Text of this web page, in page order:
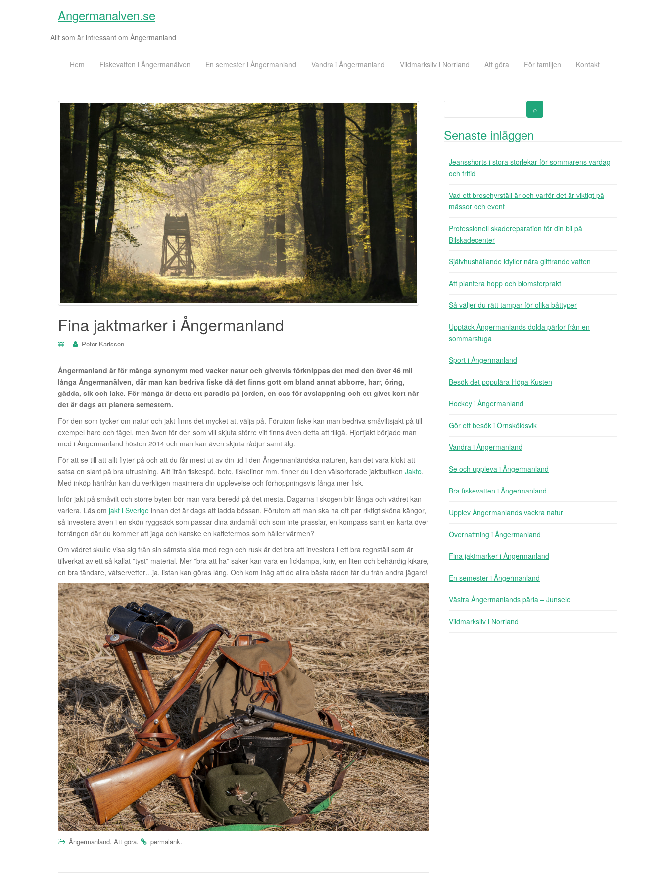
Angermanalven.se
Allt som är intressant om Ångermanland
Hem Fiskevatten i Ångermanälven En semester i Ångermanland Vandra i Ångermanland Vildmarksliv i Norrland Att göra För familjen Kontakt
Fina jaktmarker i Ångermanland
Peter Karlsson
Ångermanland är för många synonymt med vacker natur och givetvis förknippas det med den över 46 mil
långa Ångermanälven, där man kan bedriva fiske då det finns gott om bland annat abborre, harr, öring,
gädda, sik och lake. För många är detta ett paradis på jorden, en oas för avslappning och ett givet kort när
det är dags att planera semestern.
För den som tycker om natur och jakt finns det mycket att välja på. Förutom fiske kan man bedriva småviltsjakt på till
exempel hare och fågel, men även för den som vill skjuta större vilt finns även detta att tillgå. Hjortjakt började man
med i Ångermanland hösten 2014 och man kan även skjuta rådjur samt älg.
För att se till att allt flyter på och att du får mest ut av din tid i den Ångermanländska naturen, kan det vara klokt att
satsa en slant på bra utrustning. Allt ifrån fiskespö, bete, fiskelinor mm. finner du i den välsorterade jaktbutiken Jakto.
Med inköp härifrån kan du verkligen maximera din upplevelse och förhoppningsvis fånga mer fisk.
Inför jakt på småvilt och större byten bör man vara beredd på det mesta. Dagarna i skogen blir långa och vädret kan
variera. Läs om jakt i Sverige innan det är dags att ladda bössan. Förutom att man ska ha ett par riktigt sköna kängor,
så investera även i en skön ryggsäck som passar dina ändamål och som inte prasslar, en kompass samt en karta över
terrängen där du kommer att jaga och kanske en kaffetermos som håller värmen?
Om vädret skulle visa sig från sin sämsta sida med regn och rusk är det bra att investera i ett bra regnställ som är
tillverkat av ett så kallat ”tyst” material. Mer ”bra att ha” saker kan vara en ficklampa, kniv, en liten och behändig kikare,
en bra tändare, våtservetter…ja, listan kan göras lång. Och kom ihåg att de allra bästa råden får du från andra jägare!
Ångermanland, Att göra. permalänk.
Senaste inläggen
Jeansshorts i stora storlekar för sommarens vardag
och fritid
Vad ett broschyrställ är och varför det är viktigt på
mässor och event
Professionell skadereparation för din bil på
Bilskadecenter
Självhushållande idyller nära glittrande vatten
Att plantera hopp och blomsterprakt
Så väljer du rätt tampar för olika båttyper
Upptäck Ångermanlands dolda pärlor från en
sommarstuga
Sport i Ångermanland
Besök det populära Höga Kusten
Hockey i Ångermanland
Gör ett besök i Örnsköldsvik
Vandra i Ångermanland
Se och uppleva i Ångermanland
Bra fiskevatten i Ångermanland
Upplev Ångermanlands vackra natur
Övernattning i Ångermanland
Fina jaktmarker i Ångermanland
En semester i Ångermanland
Västra Ångermanlands pärla – Junsele
Vildmarksliv i Norrland